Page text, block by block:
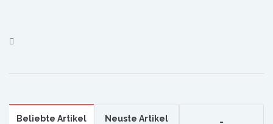
Beliebte Artikel Neuste Artikel